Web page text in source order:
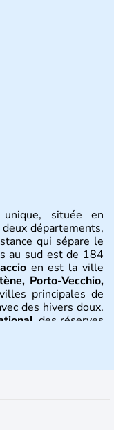
située en
départements,
qui sépare le
au sud est de 184
en est la ville
Porto-Vecchio,
principales de
des hivers doux.
, des réserves
humaine en